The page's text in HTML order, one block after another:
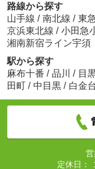
路線から探す
山手線 / 南北線 / 東
京浜東北線 / 小田急
湘南新宿ライン宇須
駅から探す
麻布十番 / 品川 / 目
田町 / 中目黒 / 白金台
営
定休日：